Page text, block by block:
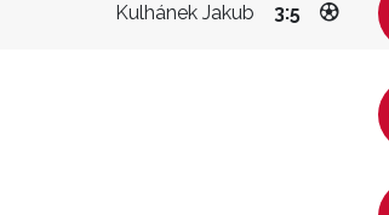
Kulhánek Jakub 3:5